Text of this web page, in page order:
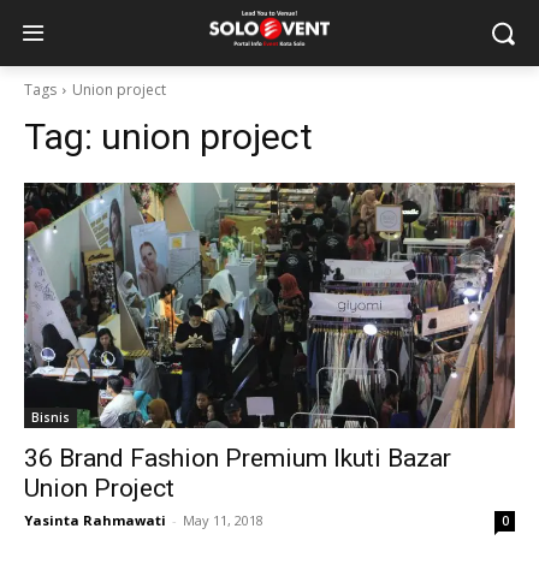
Tags Union project
Tag: union project
Bisnis
36 Brand Fashion Premium Ikuti Bazar
Union Project
Yasinta Rahmawati - May 11, 2018 0